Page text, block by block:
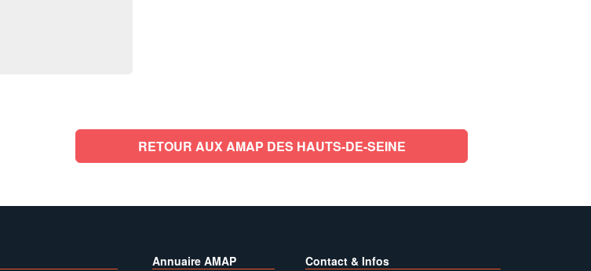
RETOUR AUX AMAP DES HAUTS-DE-SEINE
Annuaire AMAP Contact & Infos